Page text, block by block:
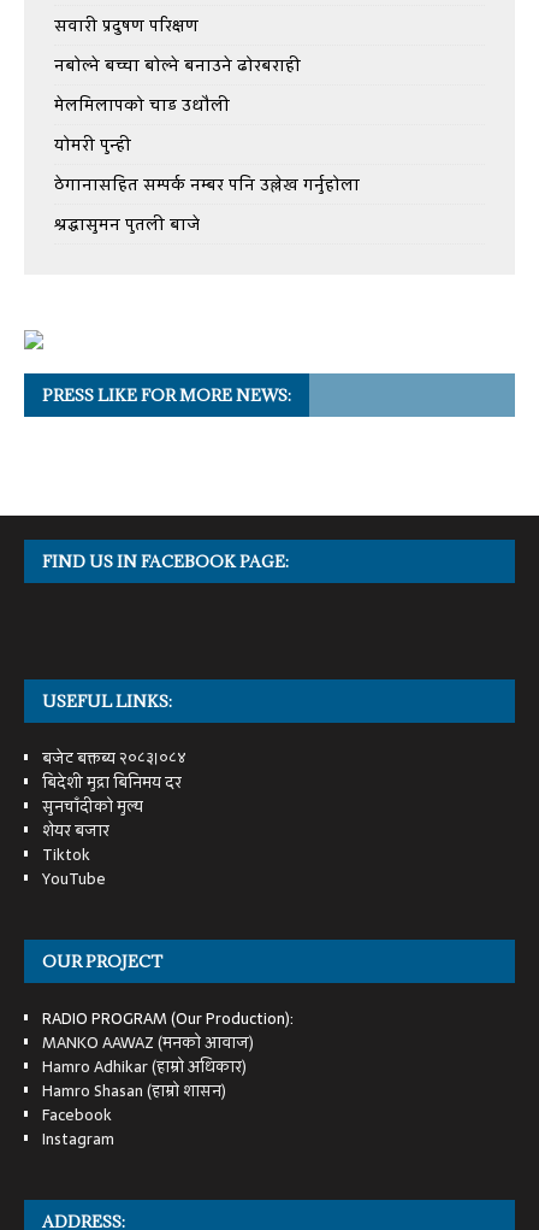
सवारी प्रदुषण परिक्षण
नबोल्ने बच्चा बोल्ने बनाउने ढोरबराही
मेलमिलापको चाड उधौली
योमरी पुन्ही
ठेगानासहित सम्पर्क नम्बर पनि उल्लेख गर्नुहोला
श्रद्धासुमन पुतली बाजे
PRESS LIKE FOR MORE NEWS:
FIND US IN FACEBOOK PAGE:
USEFUL LINKS:
बजेट बक्तब्य २०८३।०८४
बिदेशी मुद्रा बिनिमय दर
सुनचाँदीको मुल्य
शेयर बजार
Tiktok
YouTube
OUR PROJECT
RADIO PROGRAM (Our Production):
MANKO AAWAZ (मनको आवाज)
Hamro Adhikar (हाम्रो अधिकार)
Hamro Shasan (हाम्रो शासन)
Facebook
Instagram
ADDRESS: